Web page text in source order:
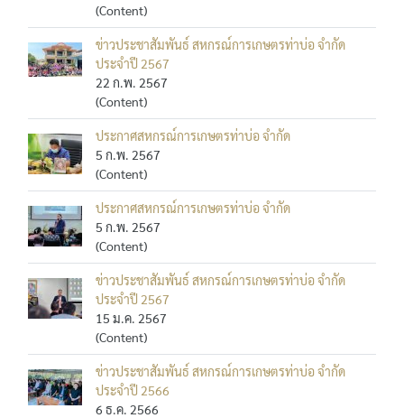
(Content)
ข่าวประชาสัมพันธ์ สหกรณ์การเกษตรท่าบ่อ จำกัด
ประจำปี 2567
22 ก.พ. 2567
(Content)
ประกาศสหกรณ์การเกษตรท่าบ่อ จำกัด
5 ก.พ. 2567
(Content)
ประกาศสหกรณ์การเกษตรท่าบ่อ จำกัด
5 ก.พ. 2567
(Content)
ข่าวประชาสัมพันธ์ สหกรณ์การเกษตรท่าบ่อ จำกัด
ประจำปี 2567
15 ม.ค. 2567
(Content)
ข่าวประชาสัมพันธ์ สหกรณ์การเกษตรท่าบ่อ จำกัด
ประจำปี 2566
6 ธ.ค. 2566